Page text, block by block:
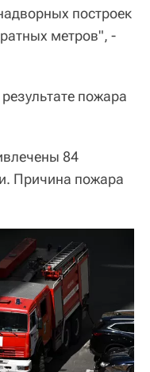
построек
метров", -
пожара
84
Причина пожара